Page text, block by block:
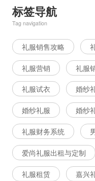
标签导航
Tag navigation
礼服销售攻略
礼服营销 礼服
礼服试衣 婚纱
婚纱礼服 婚纱
礼服财务系统
爱尚礼服出租与定制
礼服租赁 嘉兴